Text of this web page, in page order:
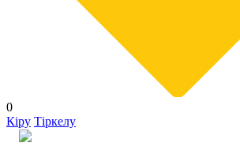
0
Кіру Тіркелу